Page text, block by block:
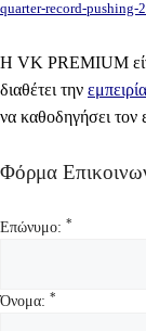
quarter-record-
Η VK PREMIUM
διαθέτει την
να καθοδηγήσει τον
Φόρμα
Επώνυμο: *
Όνομα: *